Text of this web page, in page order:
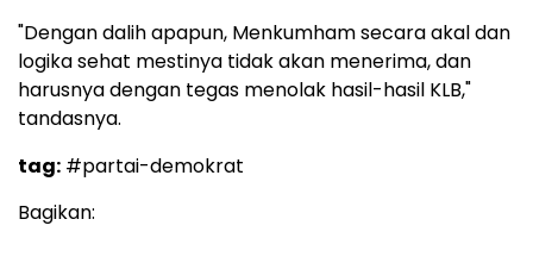
"Dengan dalih apapun, Menkumham secara akal dan
logika sehat mestinya tidak akan menerima, dan
harusnya dengan tegas menolak hasil-hasil KLB,"
tandasnya.
tag: #partai-demokrat
Bagikan: